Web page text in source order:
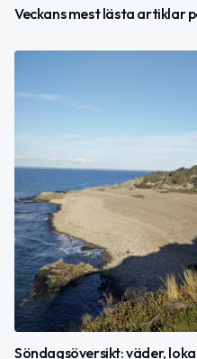
Veckans mest lästa artiklar
Söndagsöversikt: väder,